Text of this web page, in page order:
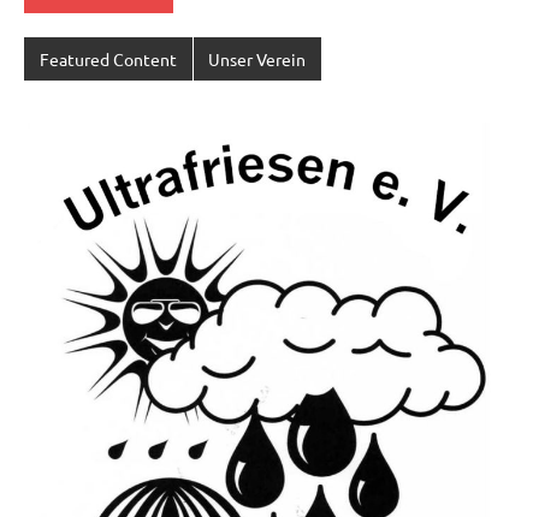
Featured Content Unser Verein